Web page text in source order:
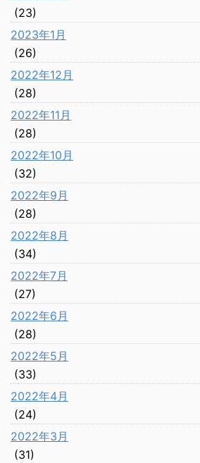
(23)
2023年1月
(26)
2022年12月
(28)
2022年11月
(28)
2022年10月
(32)
2022年9月
(28)
2022年8月
(34)
2022年7月
(27)
2022年6月
(28)
2022年5月
(33)
2022年4月
(24)
2022年3月
(31)